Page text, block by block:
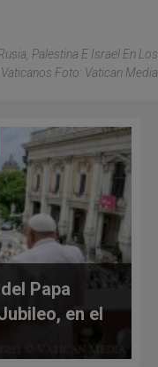
Palestina E Israel En Los
Foto: Vatican Media
Papa
en el